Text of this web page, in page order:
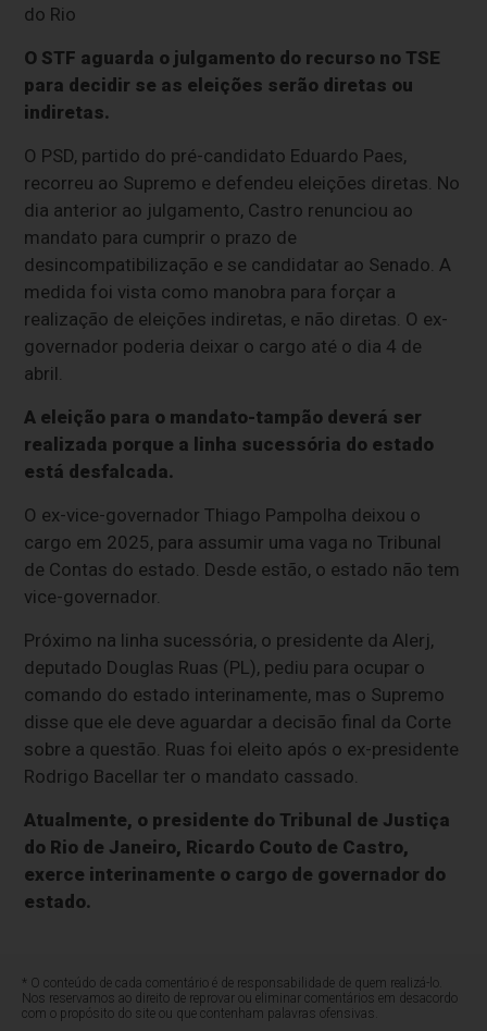
do Rio
O STF aguarda o julgamento do recurso no TSE
para decidir se as eleições serão diretas ou
indiretas.
O PSD, partido do pré-candidato Eduardo Paes,
recorreu ao Supremo e defendeu eleições diretas. No
dia anterior ao julgamento, Castro renunciou ao
mandato para cumprir o prazo de
desincompatibilização e se candidatar ao Senado. A
medida foi vista como manobra para forçar a
realização de eleições indiretas, e não diretas. O ex-
governador poderia deixar o cargo até o dia 4 de
abril.
A eleição para o mandato-tampão deverá ser
realizada porque a linha sucessória do estado
está desfalcada.
O ex-vice-governador Thiago Pampolha deixou o
cargo em 2025, para assumir uma vaga no Tribunal
de Contas do estado. Desde estão, o estado não tem
vice-governador.
Próximo na linha sucessória, o presidente da Alerj,
deputado Douglas Ruas (PL), pediu para ocupar o
comando do estado interinamente, mas o Supremo
disse que ele deve aguardar a decisão final da Corte
sobre a questão. Ruas foi eleito após o ex-presidente
Rodrigo Bacellar ter o mandato cassado.
Atualmente, o presidente do Tribunal de Justiça
do Rio de Janeiro, Ricardo Couto de Castro,
exerce interinamente o cargo de governador do
estado.
* O conteúdo de cada comentário é de responsabilidade de quem realizá-lo.
Nos reservamos ao direito de reprovar ou eliminar comentários em desacordo
com o propósito do site ou que contenham palavras ofensivas.